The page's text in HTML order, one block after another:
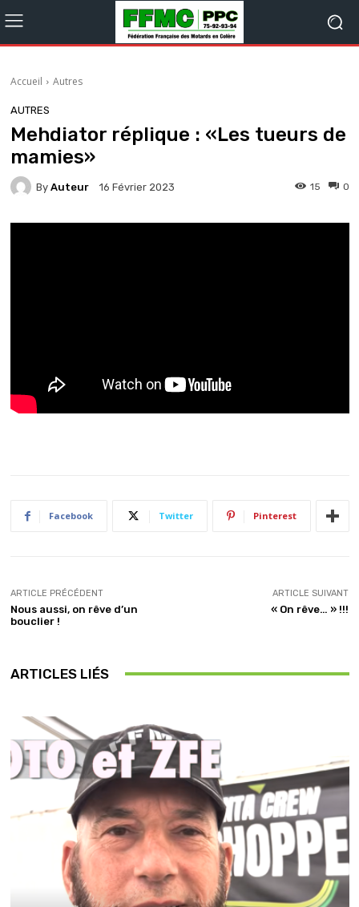
Accueil Autres
AUTRES
Mehdiator réplique : «Les tueurs de
mamies»
By Auteur 16 Février 2023 0
15
Facebook Twitter Pinterest
ARTICLE PRÉCÉDENT
Nous aussi, on rêve d’un
bouclier !
ARTICLE SUIVANT
« On rêve… » !!!
ARTICLES LIÉS